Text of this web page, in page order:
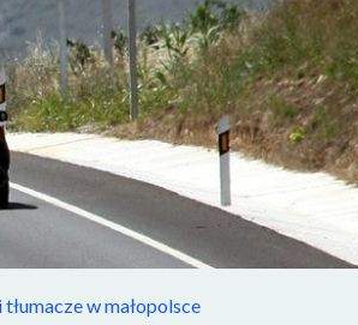
w małopolsce